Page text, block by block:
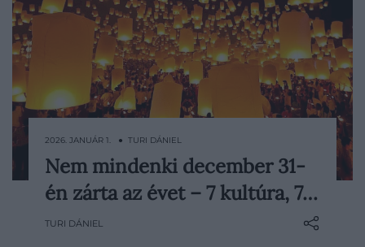
Hajlamosak vagyunk természetesnek
venni, hogy az év vége egyet jelent
december utolsó napjával, ám a
2026. JANUÁR 1. ● TURI DÁNIEL
Nem mindenki december 31-
én zárta az évet – 7 kultúra, 7…
TURI DÁNIEL